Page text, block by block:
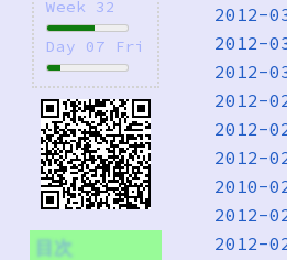
Week 32
Day 07 Fri
目次
2012-
2012-
2012-
2012-
2012-
2012-
2010-
2012-
2012-